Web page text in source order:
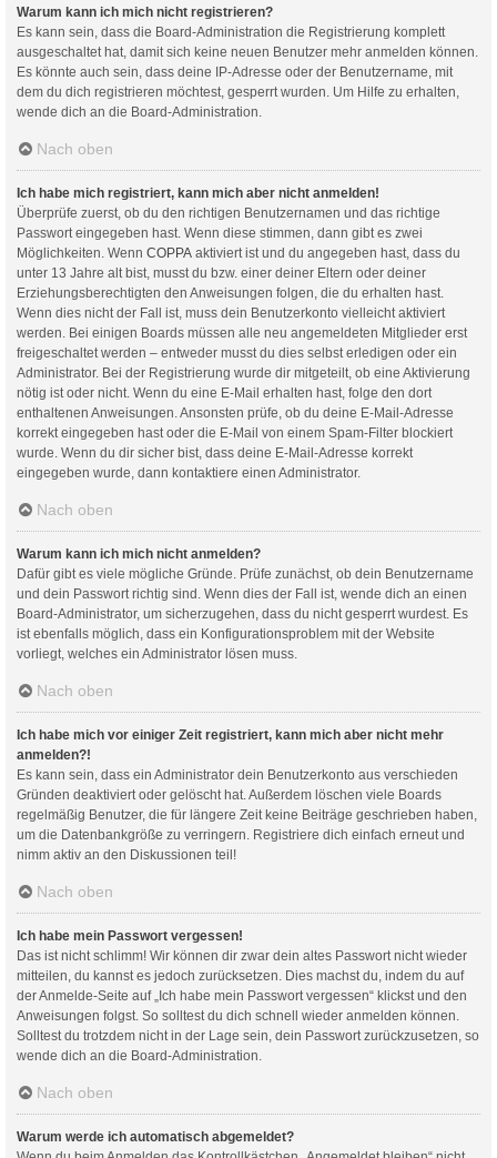
Warum kann ich mich nicht registrieren?
Es kann sein, dass die Board-Administration die Registrierung komplett
ausgeschaltet hat, damit sich keine neuen Benutzer mehr anmelden können.
Es könnte auch sein, dass deine IP-Adresse oder der Benutzername, mit
dem du dich registrieren möchtest, gesperrt wurden. Um Hilfe zu erhalten,
wende dich an die Board-Administration.
Nach oben
Ich habe mich registriert, kann mich aber nicht anmelden!
Überprüfe zuerst, ob du den richtigen Benutzernamen und das richtige
Passwort eingegeben hast. Wenn diese stimmen, dann gibt es zwei
Möglichkeiten. Wenn COPPA aktiviert ist und du angegeben hast, dass du
unter 13 Jahre alt bist, musst du bzw. einer deiner Eltern oder deiner
Erziehungsberechtigten den Anweisungen folgen, die du erhalten hast.
Wenn dies nicht der Fall ist, muss dein Benutzerkonto vielleicht aktiviert
werden. Bei einigen Boards müssen alle neu angemeldeten Mitglieder erst
freigeschaltet werden – entweder musst du dies selbst erledigen oder ein
Administrator. Bei der Registrierung wurde dir mitgeteilt, ob eine Aktivierung
nötig ist oder nicht. Wenn du eine E-Mail erhalten hast, folge den dort
enthaltenen Anweisungen. Ansonsten prüfe, ob du deine E-Mail-Adresse
korrekt eingegeben hast oder die E-Mail von einem Spam-Filter blockiert
wurde. Wenn du dir sicher bist, dass deine E-Mail-Adresse korrekt
eingegeben wurde, dann kontaktiere einen Administrator.
Nach oben
Warum kann ich mich nicht anmelden?
Dafür gibt es viele mögliche Gründe. Prüfe zunächst, ob dein Benutzername
und dein Passwort richtig sind. Wenn dies der Fall ist, wende dich an einen
Board-Administrator, um sicherzugehen, dass du nicht gesperrt wurdest. Es
ist ebenfalls möglich, dass ein Konfigurationsproblem mit der Website
vorliegt, welches ein Administrator lösen muss.
Nach oben
Ich habe mich vor einiger Zeit registriert, kann mich aber nicht mehr
anmelden?!
Es kann sein, dass ein Administrator dein Benutzerkonto aus verschieden
Gründen deaktiviert oder gelöscht hat. Außerdem löschen viele Boards
regelmäßig Benutzer, die für längere Zeit keine Beiträge geschrieben haben,
um die Datenbankgröße zu verringern. Registriere dich einfach erneut und
nimm aktiv an den Diskussionen teil!
Nach oben
Ich habe mein Passwort vergessen!
Das ist nicht schlimm! Wir können dir zwar dein altes Passwort nicht wieder
mitteilen, du kannst es jedoch zurücksetzen. Dies machst du, indem du auf
der Anmelde-Seite auf „Ich habe mein Passwort vergessen“ klickst und den
Anweisungen folgst. So solltest du dich schnell wieder anmelden können.
Solltest du trotzdem nicht in der Lage sein, dein Passwort zurückzusetzen, so
wende dich an die Board-Administration.
Nach oben
Warum werde ich automatisch abgemeldet?